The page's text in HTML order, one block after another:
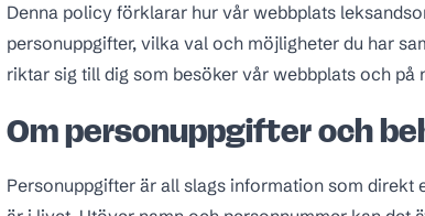
Denna policy förklarar hur vår webbplats
personuppgifter, vilka val och möjligheter du har
riktar sig till dig som besöker vår webbplats och på
Om personuppgifter och
Personuppgifter är all slags information som